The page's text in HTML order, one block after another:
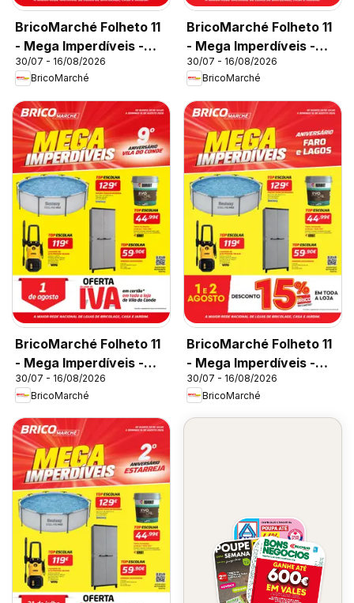
BricoMarché Folheto 11
- Mega Imperdíveis -
Caldas da Rainha
30/07 - 16/08/2026
BricoMarché
BricoMarché Folheto 11
- Mega Imperdíveis -
Viseu
30/07 - 16/08/2026
BricoMarché
BricoMarché Folheto 11
- Mega Imperdíveis -
Vila do Conde
30/07 - 16/08/2026
BricoMarché
BricoMarché Folheto 11
- Mega Imperdíveis -
Faro
30/07 - 16/08/2026
BricoMarché